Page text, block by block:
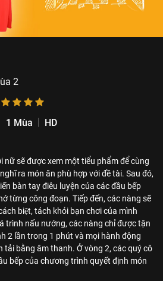
2
1 Mùa
HD
nữ sẽ được xem một tiểu phẩm để cùng
ra món ăn phù hợp với đề tài. Sau đó,
bàn tay điêu luyện của các đầu bếp
từng công đoạn. Tiếp đến, các nàng sẽ
biệt, tách khỏi bạn chơi của mình
trình nấu nướng, các nàng chỉ được tận
2 lần trong 1 phút và mọi hành động
tải bằng âm thanh. Ở vòng 2, các quý cô
bếp của chương trình quyết định món